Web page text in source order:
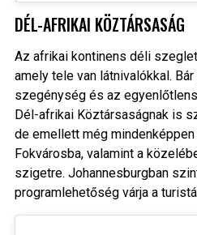
DÉL-AFRIKAI KÖZTÁRSASÁG
Az afrikai kontinens déli
amely tele van látnivalókkal.
szegénység és az
Dél-afrikai Köztársaságnak is
de emellett még
Fokvárosba, valamint a
szigetre. Johannesburgban
programlehetőség várja a